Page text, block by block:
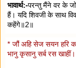
भावार्थ:-परन्तु मैंने वर के
हैं। यदि शिवजी के साथ
कहेंगे॥2॥
* जौं अहि सेज सयन हरि
भानु कृसानु सर्ब रस